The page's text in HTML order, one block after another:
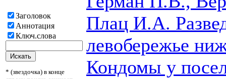
Заголовок
Аннотация
Ключ.слова
* (звездочка) в конце
Плац И.А.
левобережье
Кондомы у